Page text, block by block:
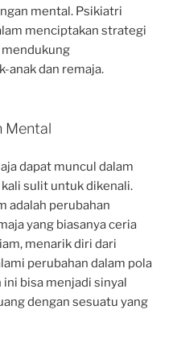
mental. Psikiatri
menciptakan strategi
anak dan remaja.
Mental
dapat muncul dalam
sulit untuk dikenali.
adalah perubahan
yang biasanya ceria
menarik diri dari
perubahan dalam pola
ini bisa menjadi sinyal
dengan sesuatu yang